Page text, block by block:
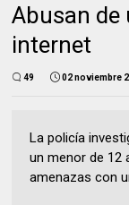
Abusan de
internet
49 02 noviembre
La policía
un menor de 12
amenazas con